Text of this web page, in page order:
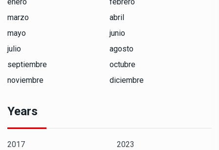
marzo
abril
mayo
junio
julio
agosto
septiembre
octubre
noviembre
diciembre
Years
2017
2023